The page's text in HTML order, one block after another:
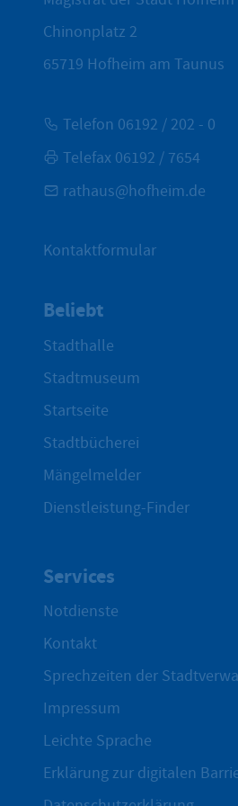
Chinonplatz 2
65719 Hofheim am Taunus
Telefon 06192 / 202 - 0
Telefax 06192 / 7654
rathaus@hofheim.de
Kontaktformular
Beliebt
Stadthalle
Stadtmuseum
Startseite
Stadtbücherei
Mängelmelder
Dienstleistung-Finder
Services
Notdienste
Kontakt
Sprechzeiten der
Impressum
Leichte Sprache
Erklärung zur digitalen